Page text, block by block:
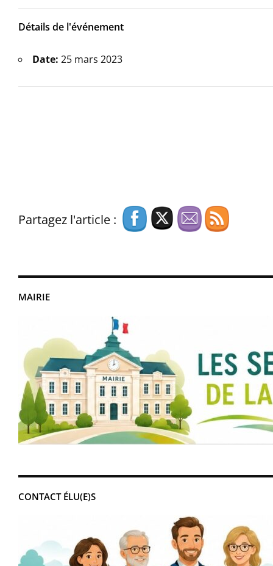
MAIRIE
CONTACT ÉLU(E)S
Détails de l'événement
Date: 25 mars 2023
Partagez l'article :